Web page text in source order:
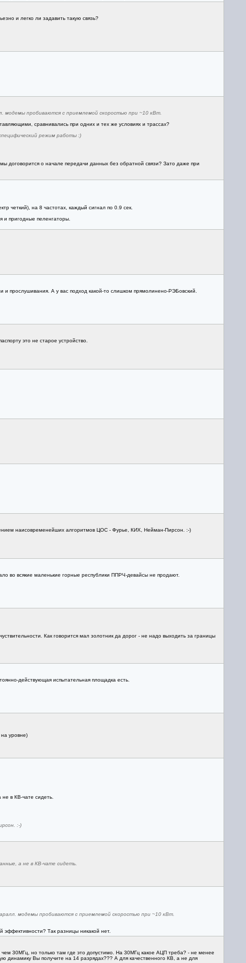
и легко ли задавить такую связь?
модемы пробиваются с приемлемой скоростью при ~10 кВт.
сравнивались при одних и тех же условиях и трассах?
режим работы :)
договорится о начале передачи данных без обратной связи? Зато даже при
четкий), на 8 частотах, каждый сигнал по 0.9 сек.
и пригодные пеленгаторы.
прослушивания. А у вас подход какой-то слишком прямолинено-РЭБовский.
это не старое устройство.
наисовременейших алгоритмов ЦОС - Фурье, КИХ, Нейман-Пирсон. :-)
во всякие маленькие горные республики ППРЧ-девайсы не продают.
Как говорится мал золотник да дорог - не надо выходить за границы
действующая испытательная площадка есть.
уровне)
в КВ-чате сидеть.
:-)
а не в КВ-чате сидеть.
модемы пробиваются с приемлемой скоростью при ~10 кВт.
Так разницы никакой нет.
30МГц, но только там где это допустимо. На 30МГц какое АЦП треба? - не менее
динамику Вы получите на 14 разрядах??? А для качественного КВ, а не для